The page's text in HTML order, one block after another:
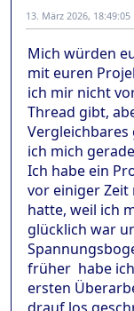
13. März 2026, 18:49:05
Mich würden
mit euren
ich mir nicht
Thread gibt,
ich mich
Ich habe ein
vor einiger Zeit
hatte, weil ich
glücklich war
früher habe
ersten